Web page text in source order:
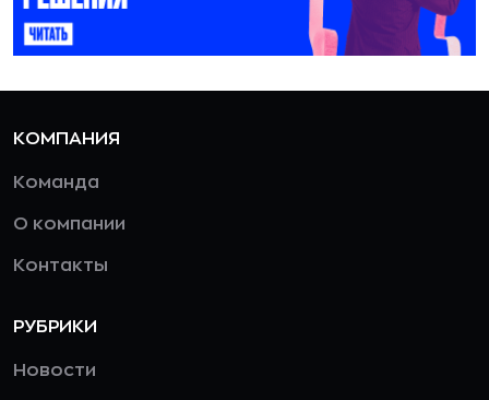
КОМПАНИЯ
Команда
О компании
Контакты
РУБРИКИ
Новости